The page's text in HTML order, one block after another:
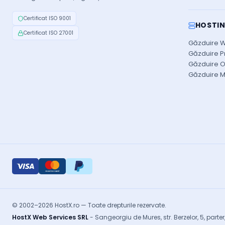
Certificat ISO 9001
Certificat ISO 27001
Găzduire
Găzduire
Găzduire
Găzduire
© 2002–2026 HostX.ro — Toate drepturile rezervate.
HostX Web Services SRL- Sangeorgiu de Mures, str. Berzelor, 5,